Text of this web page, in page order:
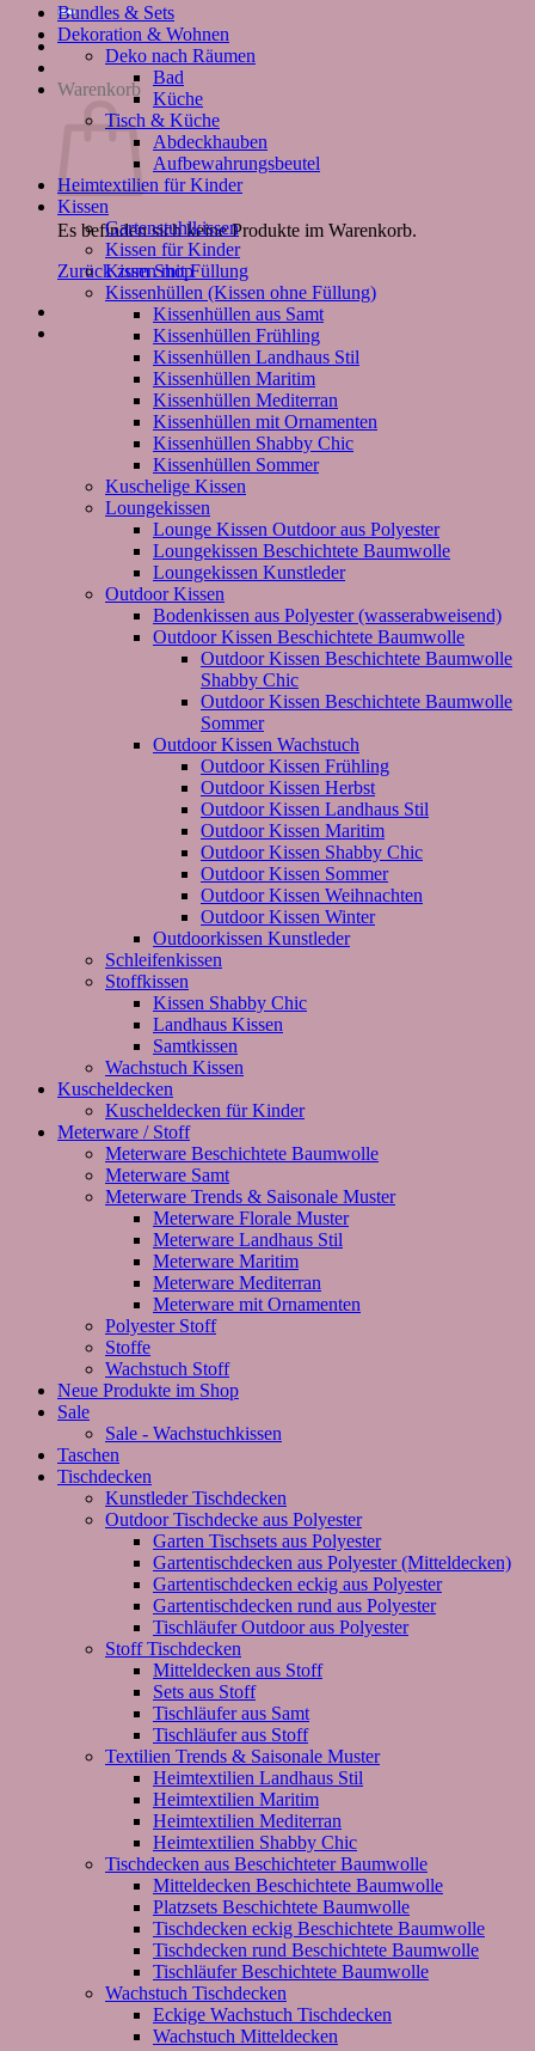
Warenkorb
Es befinden sich keine Produkte im Warenkorb.
Zurück zum Shop
Bundles & Sets
Dekoration & Wohnen
Deko nach Räumen
Bad
Küche
Tisch & Küche
Abdeckhauben
Aufbewahrungsbeutel
Heimtextilien für Kinder
Kissen
Gartenstuhlkissen
Kissen für Kinder
Kissen mit Füllung
Kissenhüllen (Kissen ohne Füllung)
Kissenhüllen aus Samt
Kissenhüllen Frühling
Kissenhüllen Landhaus Stil
Kissenhüllen Maritim
Kissenhüllen Mediterran
Kissenhüllen mit Ornamenten
Kissenhüllen Shabby Chic
Kissenhüllen Sommer
Kuschelige Kissen
Loungekissen
Lounge Kissen Outdoor aus Polyester
Loungekissen Beschichtete Baumwolle
Loungekissen Kunstleder
Outdoor Kissen
Bodenkissen aus Polyester (wasserabweisend)
Outdoor Kissen Beschichtete Baumwolle
Outdoor Kissen Beschichtete Baumwolle
Shabby Chic
Outdoor Kissen Beschichtete Baumwolle
Sommer
Outdoor Kissen Wachstuch
Outdoor Kissen Frühling
Outdoor Kissen Herbst
Outdoor Kissen Landhaus Stil
Outdoor Kissen Maritim
Outdoor Kissen Shabby Chic
Outdoor Kissen Sommer
Outdoor Kissen Weihnachten
Outdoor Kissen Winter
Outdoorkissen Kunstleder
Schleifenkissen
Stoffkissen
Kissen Shabby Chic
Landhaus Kissen
Samtkissen
Wachstuch Kissen
Kuscheldecken
Kuscheldecken für Kinder
Meterware / Stoff
Meterware Beschichtete Baumwolle
Meterware Samt
Meterware Trends & Saisonale Muster
Meterware Florale Muster
Meterware Landhaus Stil
Meterware Maritim
Meterware Mediterran
Meterware mit Ornamenten
Polyester Stoff
Stoffe
Wachstuch Stoff
Neue Produkte im Shop
Sale
Sale - Wachstuchkissen
Taschen
Tischdecken
Kunstleder Tischdecken
Outdoor Tischdecke aus Polyester
Garten Tischsets aus Polyester
Gartentischdecken aus Polyester (Mitteldecken)
Gartentischdecken eckig aus Polyester
Gartentischdecken rund aus Polyester
Tischläufer Outdoor aus Polyester
Stoff Tischdecken
Mitteldecken aus Stoff
Sets aus Stoff
Tischläufer aus Samt
Tischläufer aus Stoff
Textilien Trends & Saisonale Muster
Heimtextilien Landhaus Stil
Heimtextilien Maritim
Heimtextilien Mediterran
Heimtextilien Shabby Chic
Tischdecken aus Beschichteter Baumwolle
Mitteldecken Beschichtete Baumwolle
Platzsets Beschichtete Baumwolle
Tischdecken eckig Beschichtete Baumwolle
Tischdecken rund Beschichtete Baumwolle
Tischläufer Beschichtete Baumwolle
Wachstuch Tischdecken
Eckige Wachstuch Tischdecken
Wachstuch Mitteldecken